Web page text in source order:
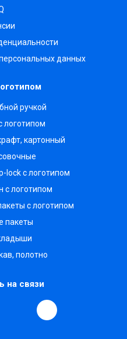
данных
ручкой
логотипом
картонный
lock с логотипом
с логотипом
с логотипом
пакеты
полотно
на связи